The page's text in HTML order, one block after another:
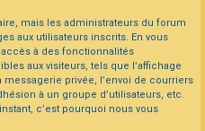
mais les administrateurs du forum
aux utilisateurs inscrits. En vous
à des fonctionnalités
aux visiteurs, tels que l’affichage
messagerie privée, l’envoi de courriers
à un groupe d’utilisateurs, etc.
c’est pourquoi nous vous